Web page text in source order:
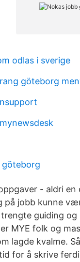
odlas i sverige
göteborg
göteborg
- aldri en
på jobb kunne
guiding og
MYE folk og
lagde kvalme.
for å skrive